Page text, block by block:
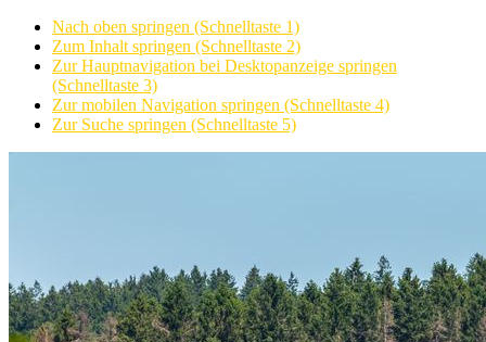
Nach oben springen (Schnelltaste 1)
Zum Inhalt springen (Schnelltaste 2)
Zur Hauptnavigation bei Desktopanzeige springen
(Schnelltaste 3)
Zur mobilen Navigation springen (Schnelltaste 4)
Zur Suche springen (Schnelltaste 5)